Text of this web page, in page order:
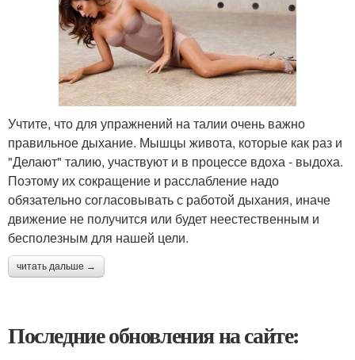
Учтите, что для упражнений на талии очень важно
правильное дыхание. Мышцы живота, которые как раз и
"Делают" талию, участвуют и в процессе вдоха - выдоха.
Поэтому их сокращение и расслабление надо
обязательно согласовывать с работой дыхания, иначе
движение не получится или будет неестественным и
бесполезным для нашей цели.
читать дальше →
Последние обновления на сайте: